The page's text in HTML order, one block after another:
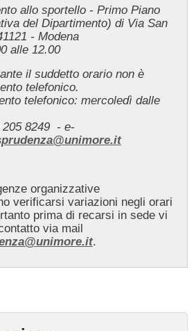
allo sportello - Primo Piano
del Dipartimento) di Via San
- Modena
alle 12.00
il suddetto orario non è
telefonico.
telefonico: mercoledì dalle
205 8249 - e-
organizzative
verificarsi variazioni negli orari
prima di recarsi in sede vi
via mail
.